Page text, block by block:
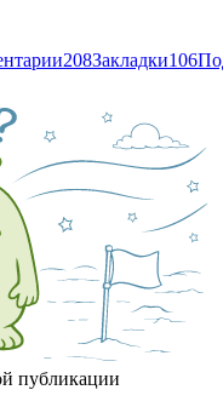
208Закладки106
публикации